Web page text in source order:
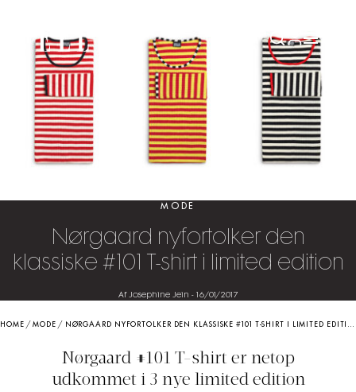
MODE
Nørgaard nyfortolker den
klassiske #101 T-shirt i limited edition
Af Josephine Jein - 16/01/2017
HOME /MODE / NØRGAARD NYFORTOLKER DEN KLASSISKE #101 T-SHIRT I LIMITED EDITION
Nørgaard #101 T-shirt er netop
udkommet i 3 nye limited edition